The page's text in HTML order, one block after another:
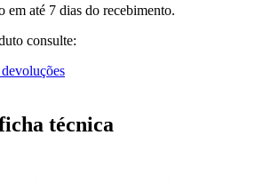
em até 7 dias do recebimento.
consulte:
técnica